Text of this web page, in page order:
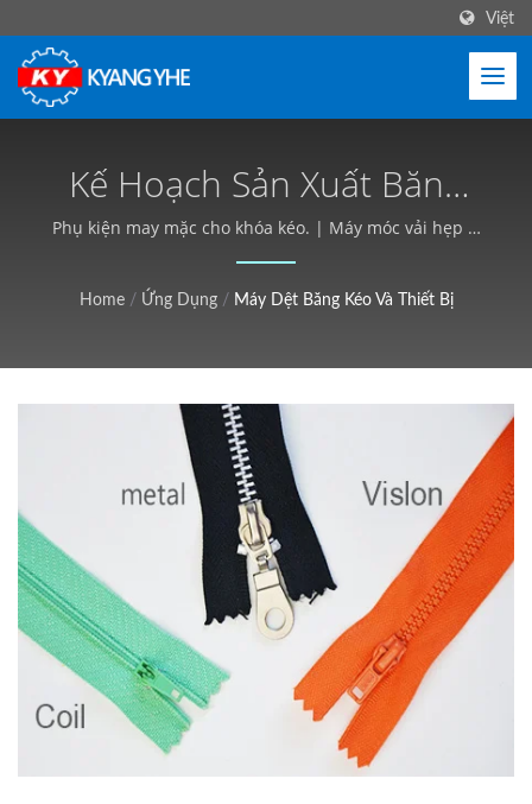
Việt
Kế Hoạch Sản Xuất Băng
Kéo Và Tư Vấn Cơ Khí
Chuyên Nghiệp | Thiết Bị
Chỉnh, Báo Giá Miễn Phí -
Kyang Yhe (KY)
Phụ kiện may mặc cho khóa kéo. | Máy móc vải hẹp &
nhãn, Dịch vụ toàn cầu - Kyang Yhe (KY)
Home / Ứng Dụng / Máy Dệt Băng Kéo Và Thiết Bị